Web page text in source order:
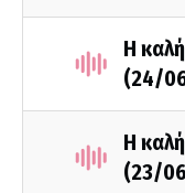
Η
(24/
Η
(23/